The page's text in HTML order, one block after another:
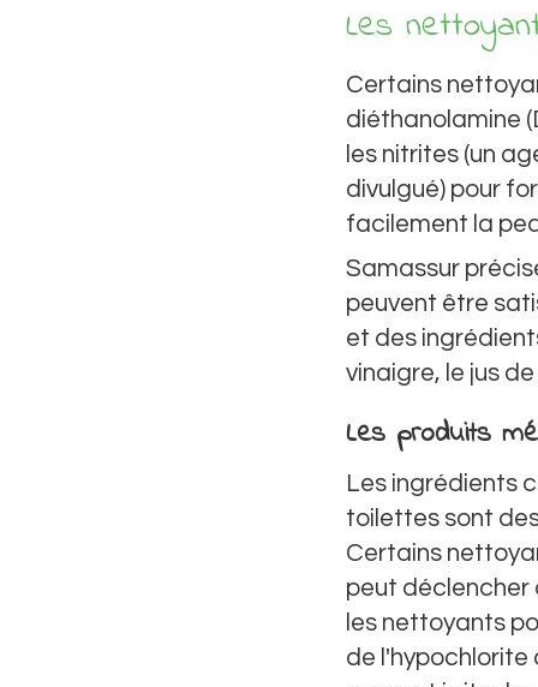
Les
Certains
diéthanolamine
les nitrites (un
divulgué) pour
facilement la
Samassur
peuvent être
et des
vinaigre, le jus
Les produits
Les ingrédients
toilettes sont
Certains
peut déclencher
les nettoyants
de l'hypochlorite